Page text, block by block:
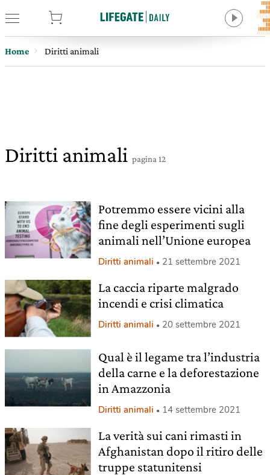
Home Diritti animali
Diritti animali pagina 12
Potremmo essere vicini alla
fine degli esperimenti sugli
animali nell’Unione europea
Diritti animali 21 settembre 2021
La caccia riparte malgrado
incendi e crisi climatica
Diritti animali 20 settembre 2021
Qual è il legame tra l’industria
della carne e la deforestazione
in Amazzonia
Diritti animali 14 settembre 2021
La verità sui cani rimasti in
Afghanistan dopo il ritiro delle
truppe statunitensi